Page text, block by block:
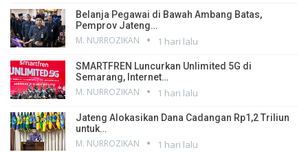
Belanja Pegawai di Bawah Ambang Batas,
Pemprov Jateng…
M. NURROZIKAN 1 hari lalu
SMARTFREN Luncurkan Unlimited 5G di
Semarang, Internet…
M. NURROZIKAN 1 hari lalu
Jateng Alokasikan Dana Cadangan Rp1,2 Triliun
untuk…
M. NURROZIKAN 1 hari lalu